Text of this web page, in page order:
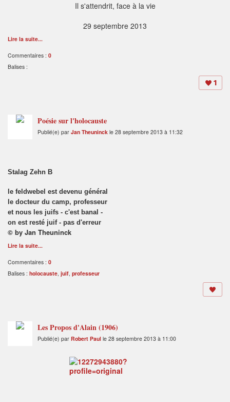
Il s'attendrit, face à la vie
29 septembre 2013
Lire la suite...
Commentaires : 0
Balises :
1
Poésie sur l'holocauste
Publié(e) par Jan Theuninck le 28 septembre 2013 à 11:32
Stalag Zehn B
le feldwebel est devenu général
le docteur du camp, professeur
et nous les juifs - c'est banal -
on est resté juif - pas d'erreur
© by Jan Theuninck
Lire la suite...
Commentaires : 0
Balises : holocauste, juif, professeur
Les Propos d'Alain (1906)
Publié(e) par Robert Paul le 28 septembre 2013 à 11:00